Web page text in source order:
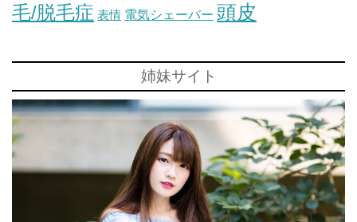
毛/脱毛症 表情 電気シェーバー 頭皮
姉妹サイト